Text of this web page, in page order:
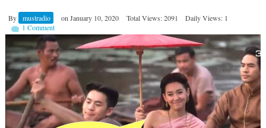
By mustradio on January 10, 2020 Total Views: 2091
Daily Views: 1
1 Comment